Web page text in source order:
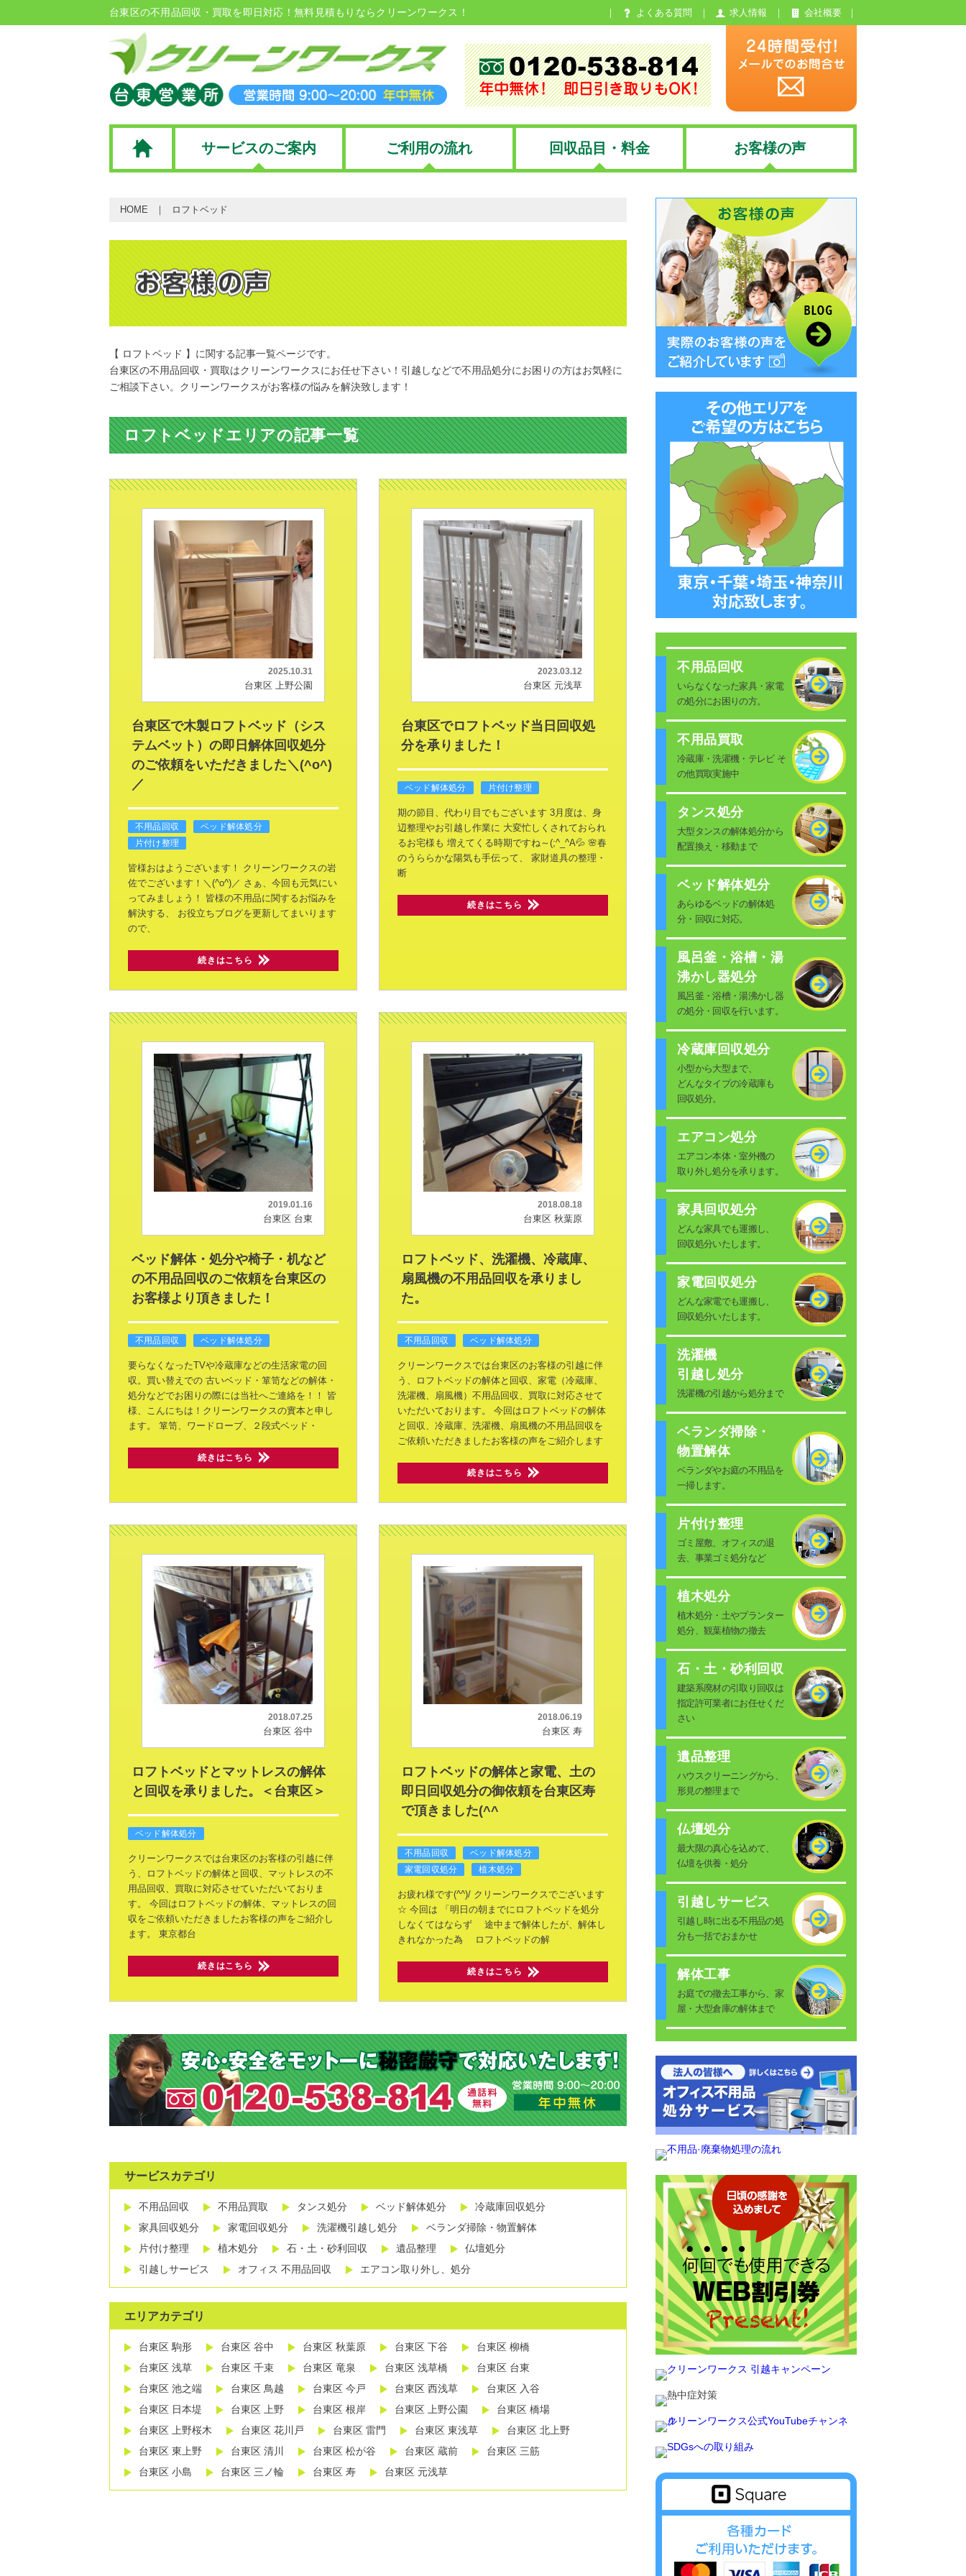
台東区の不用品回収・買取を即日対応！無料見積もりならクリーンワークス！ よくある質問 求人情報 会社概要
サービスのご案内 ご利用の流れ 回収品目・料金 お客様の声
HOME ロフトベッド
【 ロフトベッド 】に関する記事一覧ページです。
台東区の不用品回収・買取はクリーンワークスにお任せ下さい！引越しなどで不用品処分にお困りの方はお気軽に
ご相談下さい。クリーンワークスがお客様の悩みを解決致します！
ロフトベッドエリアの記事一覧
2025.10.31
台東区 上野公園
台東区で木製ロフトベッド（シス
テムベット）の即日解体回収処分
のご依頼をいただきました＼(^o^)
／
不用品回収
ベッド解体処分
片付け整理
皆様おはようございます！
クリーンワークスの岩
佐でございます！＼(^o^)／ さぁ、今回も元気にい
ってみましょう！
皆様の不用品に関するお悩みを
解決する、
お役立ちブログを更新してまいります
ので、
続きはこちら
2023.03.12
台東区 元浅草
台東区でロフトベッド当日回収処
分を承りました！
ベッド解体処分 片付け整理
期の節目、代わり目でもございます 3月度は、身
辺整理やお引越し作業に 大変忙しくされておられ
るお宅様も 増えてくる時期ですね～(;^_^A💦 🌸春
のうららかな陽気も手伝って、
家財道具の整理・
断
続きはこちら
2019.01.16
台東区 台東
ベッド解体・処分や椅子・机など
の不用品回収のご依頼を台東区の
お客様より頂きました！
不用品回収 ベッド解体処分
要らなくなったTVや冷蔵庫などの生活家電の回
収。買い替えでの 古いベッド・箪笥などの解体・
処分などでお困りの際には当社へご連絡を！！
皆
様、こんにちは！クリーンワークスの實本と申し
ます。
箪笥、ワードローブ、２段式ベッド・
続きはこちら
2018.08.18
台東区 秋葉原
ロフトベッド、洗濯機、冷蔵庫、
扇風機の不用品回収を承りまし
た。
不用品回収 ベッド解体処分
クリーンワークスでは台東区のお客様の引越に伴
う、ロフトベッドの解体と回収、家電（冷蔵庫、
洗濯機、扇風機）不用品回収、買取に対応させて
いただいております。
今回はロフトベッドの解体
と回収、冷蔵庫、洗濯機、扇風機の不用品回収を
ご依頼いただきましたお客様の声をご紹介します
続きはこちら
2018.07.25
台東区 谷中
ロフトベッドとマットレスの解体
と回収を承りました。＜台東区＞
ベッド解体処分
クリーンワークスでは台東区のお客様の引越に伴
う、ロフトベッドの解体と回収、マットレスの不
用品回収、買取に対応させていただいておりま
す。
今回はロフトベッドの解体、マットレスの回
収をご依頼いただきましたお客様の声をご紹介し
ます。
東京都台
続きはこちら
2018.06.19
台東区 寿
ロフトベッドの解体と家電、土の
即日回収処分の御依頼を台東区寿
で頂きました(^^
不用品回収
ベッド解体処分
家電回収処分
植木処分
お疲れ様です(^^)/ クリーンワークスでございます
☆ 今回は
「明日の朝までにロフトベッドを処分
しなくてはならず 途中まで解体したが、解体し
きれなかった為 ロフトベッドの解
続きはこちら
サービスカテゴリ
不用品回収 不用品買取 タンス処分 ベッド解体処分
冷蔵庫回収処分
家具回収処分
家電回収処分 洗濯機引越し処分
ベランダ掃除・物置解体
片付け整理
植木処分 石・土・砂利回収 遺品整理
仏壇処分
引越しサービス
オフィス 不用品回収 エアコン取り外し、処分
エリアカテゴリ
台東区 駒形 台東区 谷中 台東区 秋葉原 台東区 下谷
台東区 柳橋
台東区 浅草
台東区 千束 台東区 竜泉 台東区 浅草橋
台東区 台東
台東区 池之端
台東区 鳥越 台東区 今戸 台東区 西浅草
台東区 入谷
台東区 日本堤
台東区 上野 台東区 根岸 台東区 上野公園
台東区 橋場
台東区 上野桜木
台東区 花川戸 台東区 雷門 台東区 東浅草
台東区 北上野
台東区 東上野
台東区 清川 台東区 松が谷 台東区 蔵前
台東区 三筋
台東区 小島
台東区 三ノ輪 台東区 寿 台東区 元浅草
不用品回収
いらなくなった家具・家電
の処分にお困りの方。
不用品買取
冷蔵庫・洗濯機・テレビ そ
の他買取実施中
タンス処分
大型タンスの解体処分から
配置換え・移動まで
ベッド解体処分
あらゆるベッドの解体処
分・回収に対応。
風呂釜・浴槽・湯
沸かし器処分
風呂釜・浴槽・湯沸かし器
の処分・回収を行います。
冷蔵庫回収処分
小型から大型まで、
どんなタイプの冷蔵庫も
回収処分。
エアコン処分
エアコン本体・室外機の
取り外し処分を承ります。
家具回収処分
どんな家具でも運搬し、
回収処分いたします。
家電回収処分
どんな家電でも運搬し、
回収処分いたします。
洗濯機
引越し処分
洗濯機の引越から処分まで
ベランダ掃除・
物置解体
ベランダやお庭の不用品を
一掃します。
片付け整理
ゴミ屋敷、オフィスの退
去、事業ゴミ処分など
植木処分
植木処分・土やプランター
処分、観葉植物の撤去
石・土・砂利回収
建築系廃材の引取り回収は
指定許可業者にお任せくだ
さい
遺品整理
ハウスクリーニングから、
形見の整理まで
仏壇処分
最大限の真心を込めて、
仏壇を供養・処分
引越しサービス
引越し時に出る不用品の処
分も一括でおまかせ
解体工事
お庭での撤去工事から、家
屋・大型倉庫の解体まで